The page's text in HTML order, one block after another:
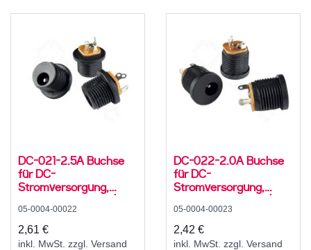
DC-021-2.5A Buchse
für DC-
Stromversorgung,
Lötfahnen, für 5,5 /
2,5mm Hohlstecker, 30
V, 500 mA, 0°, -20..70
°C, C12
05-0004-00022
2,61 €
inkl. MwSt. zzgl. Versand
DC-022-2.0A Buchse
für DC-
Stromversorgung,
Lötfahnen, für 5,5 / 2,1
mm Hohlstecker, 30 V,
500 mA, 0°, -20..70 °C,
C12
05-0004-00023
2,42 €
inkl. MwSt. zzgl. Versand